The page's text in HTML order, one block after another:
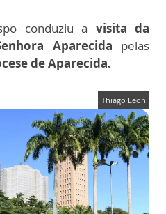
conduziu a visita da
Aparecida pelas
de Aparecida.
Thiago Leon